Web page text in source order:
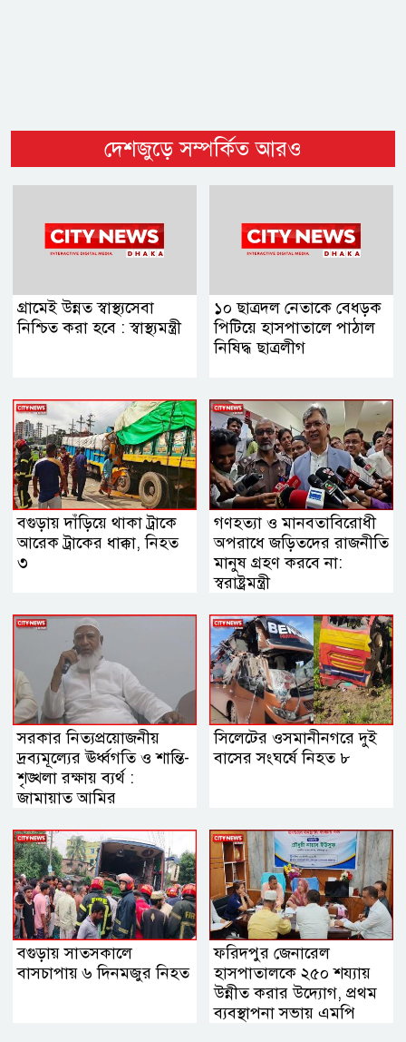
দেশজুড়ে সম্পর্কিত আরও
গ্রামেই উন্নত স্বাস্থ্যসেবা
নিশ্চিত করা হবে : স্বাস্থ্যমন্ত্রী
১০ ছাত্রদল নেতাকে বেধড়ক
পিটিয়ে হাসপাতালে পাঠাল
নিষিদ্ধ ছাত্রলীগ
বগুড়ায় দাঁড়িয়ে থাকা ট্রাকে
আরেক ট্রাকের ধাক্কা, নিহত
৩
গণহত্যা ও মানবতাবিরোধী
অপরাধে জড়িতদের রাজনীতি
মানুষ গ্রহণ করবে না:
স্বরাষ্ট্রমন্ত্রী
সরকার নিত্যপ্রয়োজনীয়
দ্রব্যমূল্যের ঊর্ধ্বগতি ও শান্তি-
শৃঙ্খলা রক্ষায় ব্যর্থ :
জামায়াত আমির
সিলেটের ওসমানীনগরে দুই
বাসের সংঘর্ষে নিহত ৮
বগুড়ায় সাতসকালে
বাসচাপায় ৬ দিনমজুর নিহত
ফরিদপুর জেনারেল
হাসপাতালকে ২৫০ শয্যায়
উন্নীত করার উদ্যোগ, প্রথম
ব্যবস্থাপনা সভায় এমপি